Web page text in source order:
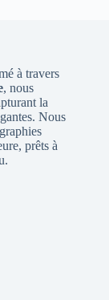
à travers
, nous
la
Nous
prêts à